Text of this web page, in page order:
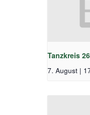
Tanzkreis 26
7. August |